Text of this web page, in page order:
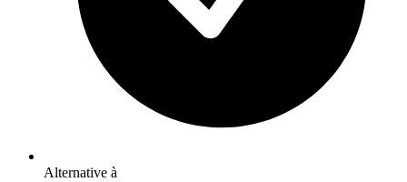
Alternative à